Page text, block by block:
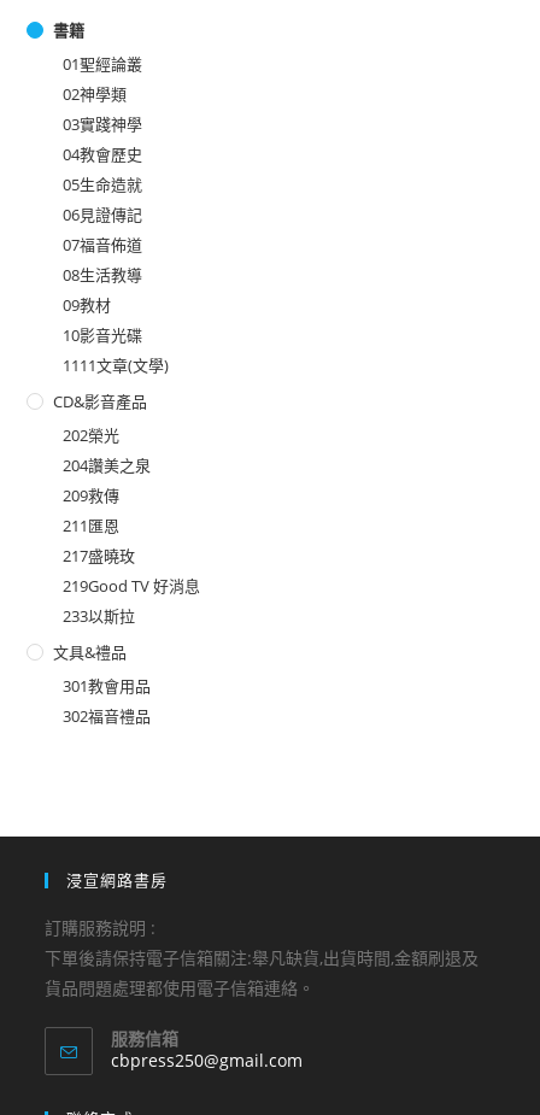
書籍
01聖經論叢
02神學類
03實踐神學
04教會歷史
05生命造就
06見證傳記
07福音佈道
08生活教導
09教材
10影音光碟
1111文章(文學)
CD&影音產品
202榮光
204讚美之泉
209救傳
211匯恩
217盛曉玫
219Good TV 好消息
233以斯拉
文具&禮品
301教會用品
302福音禮品
浸宣網路書房
訂購服務說明 :
下單後請保持電子信箱關注:舉凡缺貨,出貨時間,金額刷退及
貨品問題處理都使用電子信箱連絡。
服務信箱
cbpress250@gmail.com